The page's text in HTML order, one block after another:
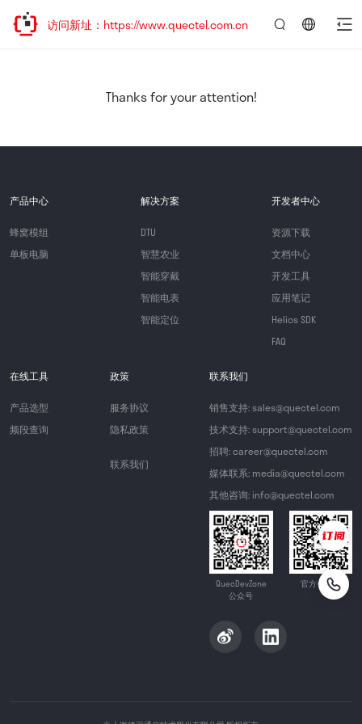
，欢迎访问新址：https://www.quectel.com.cn
Thanks for your attention!
产品中心
蜂窝模组
单板电脑
解决方案
DTU
智慧农业
智能穿戴
智能电表
智能定位
开发者中心
资源下载
文档中心
开发工具
应用笔记
Helios SDK
FAQ
在线工具
产品选型
频段查询
政策
服务协议
隐私政策
联系我们
联系我们
销售支持: sales@quectel.com
技术支持: support@quectel.com
招聘: career@quectel.com
媒体联系: media@quectel.com
其他咨询: info@quectel.com
QuecDevZone
公众号
官方公众号